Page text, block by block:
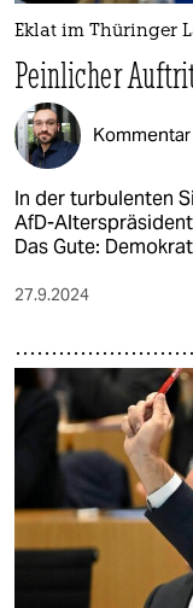
Eklat im Thüringer
Peinlicher
In der turbulenten
AfD-
Das Gute:
27.9.2024